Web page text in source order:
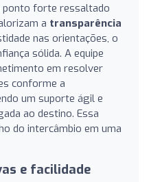
ponto forte ressaltado
a transparência
nas orientações, o
sólida. A equipe
em resolver
conforme a
um suporte ágil e
ao destino. Essa
do intercâmbio em uma
e facilidade